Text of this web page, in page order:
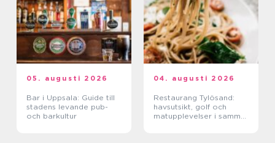
05. augusti 2026
Bar i Uppsala: Guide till
stadens levande pub-
och barkultur
04. augusti 2026
Restaurang Tylösand:
havsutsikt, golf och
matupplevelser i samma